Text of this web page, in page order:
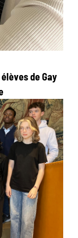
de Gay